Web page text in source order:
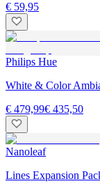
€ 59,95
Philips Hue
White & Color
€ 479,99€ 435,50
Nanoleaf
Lines Expansion